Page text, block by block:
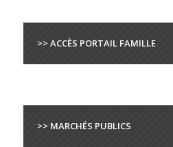
>> ACCÈS PORTAIL FAMILLE
>> MARCHÉS PUBLICS